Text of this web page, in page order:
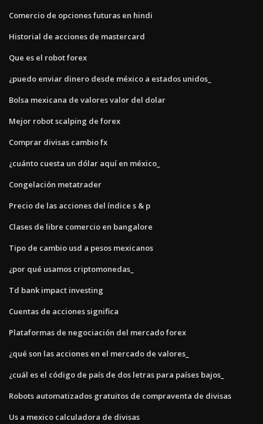
Comercio de opciones futuras en hindi
Historial de acciones de mastercard
Que es el robot forex
¿puedo enviar dinero desde méxico a estados unidos_
Bolsa mexicana de valores valor del dolar
Mejor robot scalping de forex
Comprar divisas cambio fx
¿cuánto cuesta un dólar aquí en méxico_
Congelación metatrader
Precio de las acciones del índice s & p
Clases de libre comercio en bangalore
Tipo de cambio usd a pesos mexicanos
¿por qué usamos criptomonedas_
Td bank impact investing
Cuentas de acciones significa
Plataformas de negociación del mercado forex
¿qué son las acciones en el mercado de valores_
¿cuál es el código de país de dos letras para países bajos_
Robots automatizados gratuitos de compraventa de divisas
Us a mexico calculadora de divisas